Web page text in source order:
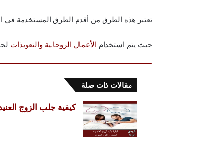
تعتبر هذه الطرق من أقدم الطرق المستخدمة في
حيث يتم استخدام الأعمال الروحانية والتعويذات
مقالات ذات صلة
كيفية جلب الزوج